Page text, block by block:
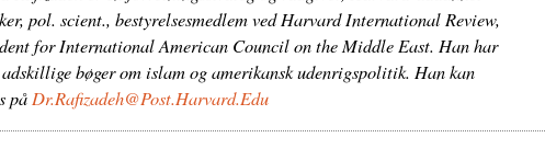
pol. scient., bestyrelsesmedlem ved Harvard International Review,
for International American Council on the Middle East. Han har
adskillige bøger om islam og amerikansk udenrigspolitik. Han kan
påDr.Rafizadeh@Post.Harvard.Edu